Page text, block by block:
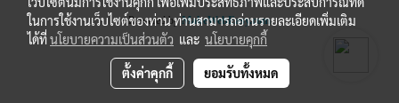
Powered byMakeWebEasy.com
ในการใช้งานเว็บไซต์ของท่าน ท่านสามารถอ่านรายละเอียดเพิ่มเติม
ได้ที่นโยบายความเป็นส่วนตัว และ นโยบายคุกกี้
ตั้งค่าคุกกี้ ยอมรับทั้งหมด